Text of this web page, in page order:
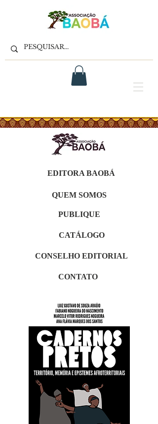
EDITORA BAOBÁ
QUEM SOMOS
PUBLIQUE
CATÁLOGO
CONSELHO EDITORIAL
CONTATO